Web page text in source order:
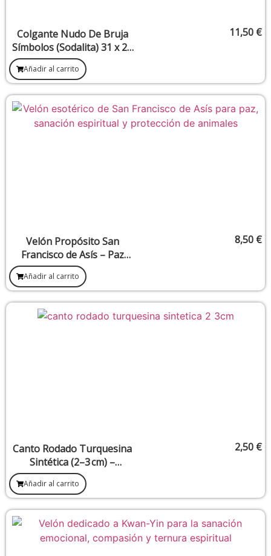
Colgante Nudo De Bruja
Símbolos (Sodalita) 31 x 28
mm
11,50 €
Añadir al carrito
Velón Propósito San
Francisco de Asís – Paz
interior, armonía con la
naturaleza y reconciliación
espiritual
8,50 €
Añadir al carrito
Canto Rodado Turquesina
Sintética (2–3 cm) –
Comunicación y Protección
2,50 €
Añadir al carrito